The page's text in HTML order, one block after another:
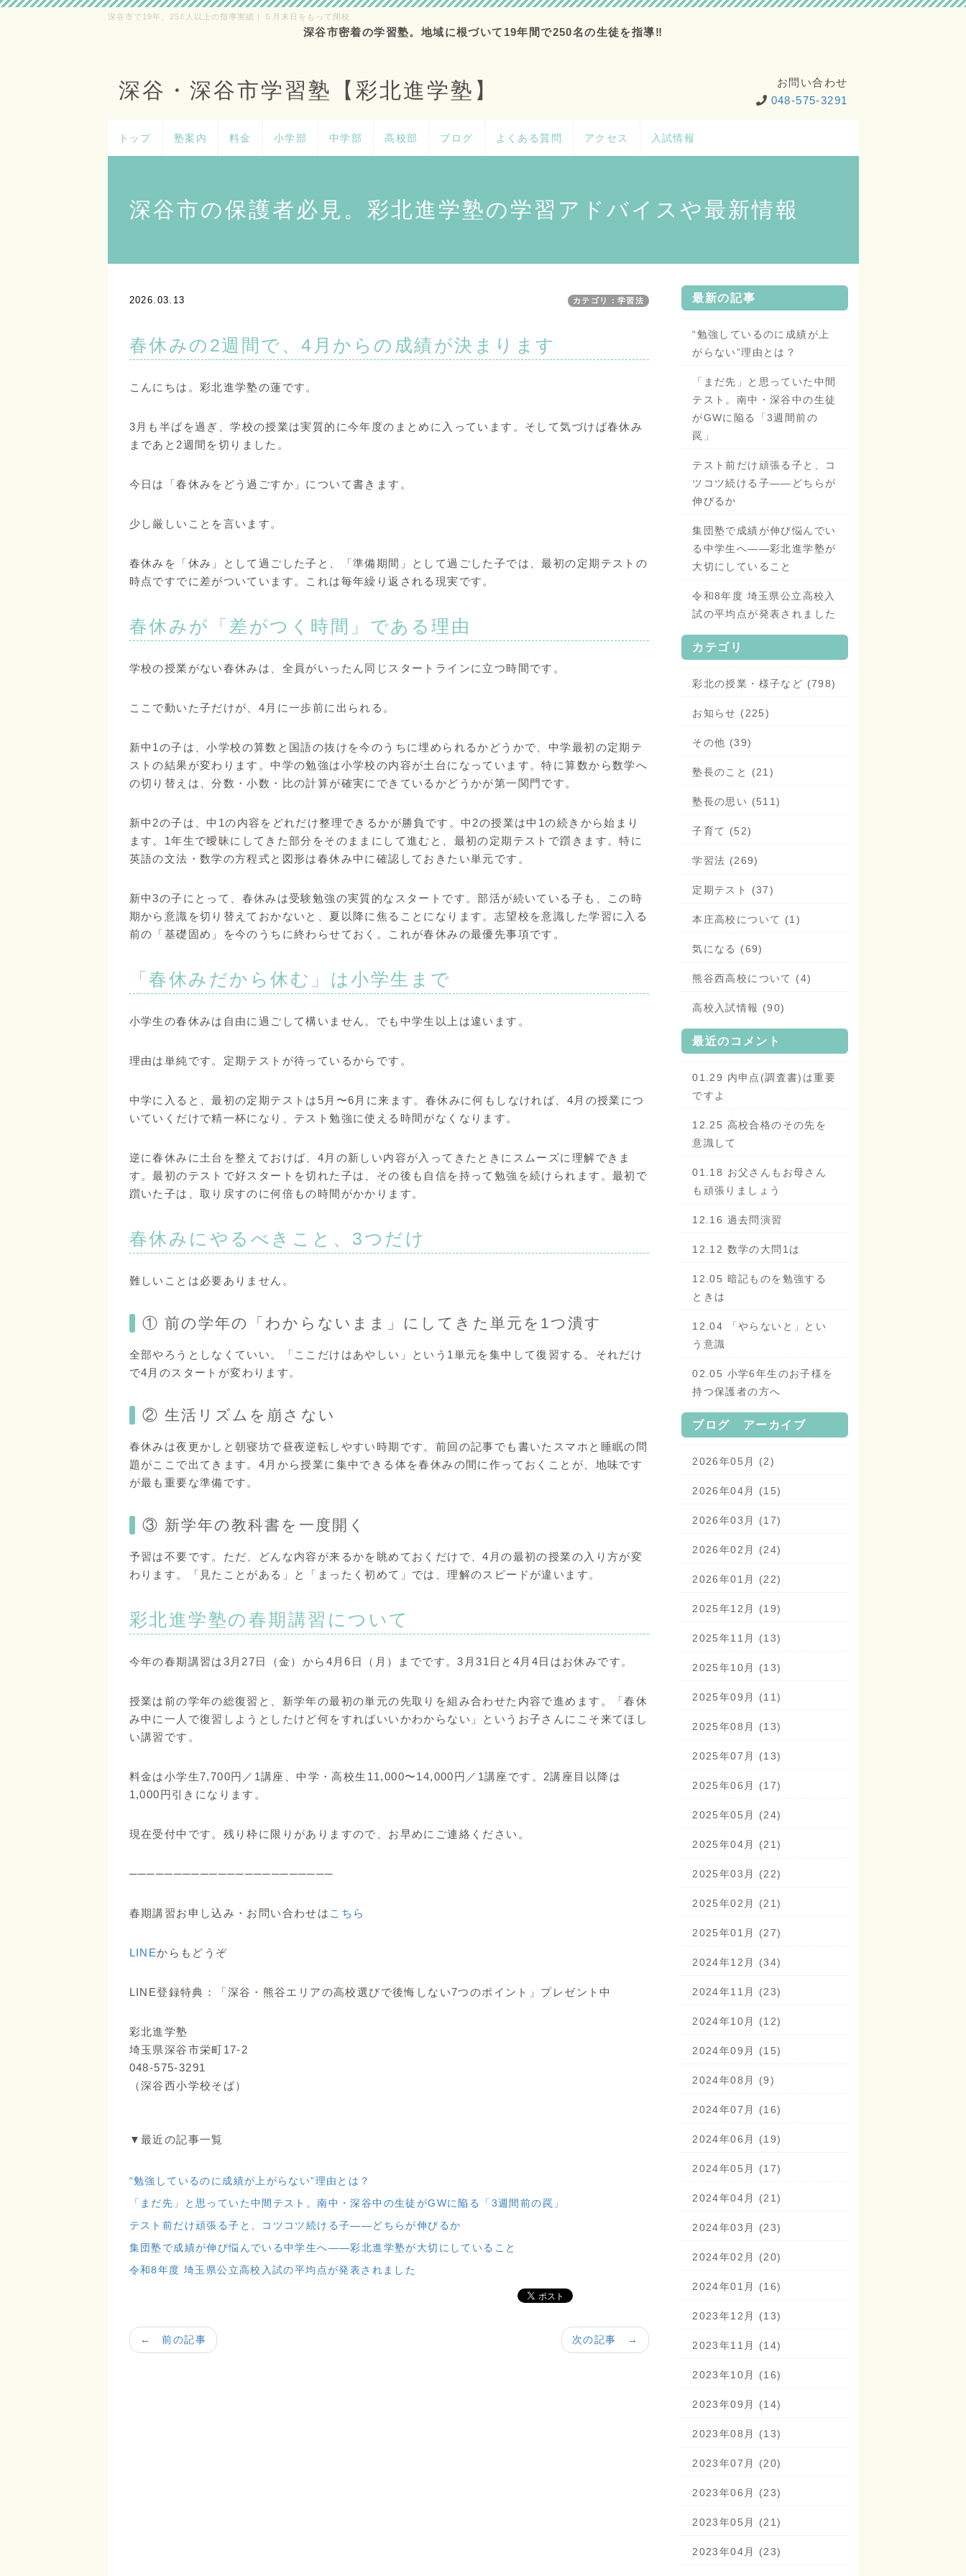
深谷市で19年、250人以上の指導実績｜５月末日をもって閉校
深谷市密着の学習塾。地域に根づいて19年間で250名の生徒を指導‼
深谷・深谷市学習塾【彩北進学塾】
お問い合わせ
048-575-3291
トップ 塾案内 料金 小学部 中学部 高校部 ブログ よくある質問 アクセス 入試情報
深谷市の保護者必見。彩北進学塾の学習アドバイスや最新情報
2026.03.13 カテゴリ：学習法
春休みの2週間で、4月からの成績が決まります
こんにちは。彩北進学塾の蓮です。
3月も半ばを過ぎ、学校の授業は実質的に今年度のまとめに入っています。そして気づけば春休み
まであと2週間を切りました。
今日は「春休みをどう過ごすか」について書きます。
少し厳しいことを言います。
春休みを「休み」として過ごした子と、「準備期間」として過ごした子では、最初の定期テストの
時点ですでに差がついています。これは毎年繰り返される現実です。
春休みが「差がつく時間」である理由
学校の授業がない春休みは、全員がいったん同じスタートラインに立つ時間です。
ここで動いた子だけが、4月に一歩前に出られる。
新中1の子は、小学校の算数と国語の抜けを今のうちに埋められるかどうかで、中学最初の定期テ
ストの結果が変わります。中学の勉強は小学校の内容が土台になっています。特に算数から数学へ
の切り替えは、分数・小数・比の計算が確実にできているかどうかが第一関門です。
新中2の子は、中1の内容をどれだけ整理できるかが勝負です。中2の授業は中1の続きから始まり
ます。1年生で曖昧にしてきた部分をそのままにして進むと、最初の定期テストで躓きます。特に
英語の文法・数学の方程式と図形は春休み中に確認しておきたい単元です。
新中3の子にとって、春休みは受験勉強の実質的なスタートです。部活が続いている子も、この時
期から意識を切り替えておかないと、夏以降に焦ることになります。志望校を意識した学習に入る
前の「基礎固め」を今のうちに終わらせておく。これが春休みの最優先事項です。
「春休みだから休む」は小学生まで
小学生の春休みは自由に過ごして構いません。でも中学生以上は違います。
理由は単純です。定期テストが待っているからです。
中学に入ると、最初の定期テストは5月〜6月に来ます。春休みに何もしなければ、4月の授業につ
いていくだけで精一杯になり、テスト勉強に使える時間がなくなります。
逆に春休みに土台を整えておけば、4月の新しい内容が入ってきたときにスムーズに理解できま
す。最初のテストで好スタートを切れた子は、その後も自信を持って勉強を続けられます。最初で
躓いた子は、取り戻すのに何倍もの時間がかかります。
春休みにやるべきこと、3つだけ
難しいことは必要ありません。
① 前の学年の「わからないまま」にしてきた単元を1つ潰す
全部やろうとしなくていい。「ここだけはあやしい」という1単元を集中して復習する。それだけ
で4月のスタートが変わります。
② 生活リズムを崩さない
春休みは夜更かしと朝寝坊で昼夜逆転しやすい時期です。前回の記事でも書いたスマホと睡眠の問
題がここで出てきます。4月から授業に集中できる体を春休みの間に作っておくことが、地味です
が最も重要な準備です。
③ 新学年の教科書を一度開く
予習は不要です。ただ、どんな内容が来るかを眺めておくだけで、4月の最初の授業の入り方が変
わります。「見たことがある」と「まったく初めて」では、理解のスピードが違います。
彩北進学塾の春期講習について
今年の春期講習は3月27日（金）から4月6日（月）までです。3月31日と4月4日はお休みです。
授業は前の学年の総復習と、新学年の最初の単元の先取りを組み合わせた内容で進めます。「春休
み中に一人で復習しようとしたけど何をすればいいかわからない」というお子さんにこそ来てほし
い講習です。
料金は小学生7,700円／1講座、中学・高校生11,000〜14,000円／1講座です。2講座目以降は
1,000円引きになります。
現在受付中です。残り枠に限りがありますので、お早めにご連絡ください。
───────────────────────
春期講習お申し込み・お問い合わせは こちら
LINEからもどうぞ
LINE登録特典：「深谷・熊谷エリアの高校選びで後悔しない7つのポイント」プレゼント中
彩北進学塾
埼玉県深谷市栄町17-2
048-575-3291
（深谷西小学校そば）
▼最近の記事一覧
“勉強しているのに成績が上がらない”理由とは？
「まだ先」と思っていた中間テスト。南中・深谷中の生徒がGWに陥る「3週間前の罠」
テスト前だけ頑張る子と、コツコツ続ける子——どちらが伸びるか
集団塾で成績が伸び悩んでいる中学生へ——彩北進学塾が大切にしていること
令和8年度 埼玉県公立高校入試の平均点が発表されました
次の記事 →
← 前の記事
最新の記事
“勉強しているのに成績が上
がらない”理由とは？
「まだ先」と思っていた中間
テスト。南中・深谷中の生徒
がGWに陥る「3週間前の
罠」
テスト前だけ頑張る子と、コ
ツコツ続ける子——どちらが
伸びるか
集団塾で成績が伸び悩んでい
る中学生へ——彩北進学塾が
大切にしていること
令和8年度 埼玉県公立高校入
試の平均点が発表されました
カテゴリ
彩北の授業・様子など (798)
お知らせ (225)
その他 (39)
塾長のこと (21)
塾長の思い (511)
子育て (52)
学習法 (269)
定期テスト (37)
本庄高校について (1)
気になる (69)
熊谷西高校について (4)
高校入試情報 (90)
最近のコメント
01.29 内申点(調査書)は重要
ですよ
12.25 高校合格のその先を
意識して
01.18 お父さんもお母さん
も頑張りましょう
12.16 過去問演習
12.12 数学の大問1は
12.05 暗記ものを勉強する
ときは
12.04 「やらないと」とい
う意識
02.05 小学6年生のお子様を
持つ保護者の方へ
ブログ アーカイブ
2026年05月 (2)
2026年04月 (15)
2026年03月 (17)
2026年02月 (24)
2026年01月 (22)
2025年12月 (19)
2025年11月 (13)
2025年10月 (13)
2025年09月 (11)
2025年08月 (13)
2025年07月 (13)
2025年06月 (17)
2025年05月 (24)
2025年04月 (21)
2025年03月 (22)
2025年02月 (21)
2025年01月 (27)
2024年12月 (34)
2024年11月 (23)
2024年10月 (12)
2024年09月 (15)
2024年08月 (9)
2024年07月 (16)
2024年06月 (19)
2024年05月 (17)
2024年04月 (21)
2024年03月 (23)
2024年02月 (20)
2024年01月 (16)
2023年12月 (13)
2023年11月 (14)
2023年10月 (16)
2023年09月 (14)
2023年08月 (13)
2023年07月 (20)
2023年06月 (23)
2023年05月 (21)
2023年04月 (23)